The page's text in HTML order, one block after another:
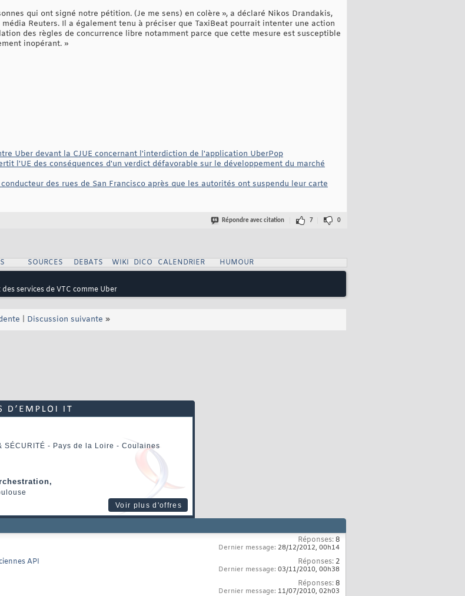
qui ont signé notre pétition. (Je me sens) en colère », a déclaré Nikos Drandakis,
Reuters. Il a également tenu à préciser que TaxiBeat pourrait intenter une action
des règles de concurrence libre notamment parce que cette mesure est susceptible
inopérant. »
Uber devant la CJUE concernant l'interdiction de l'application UberPop
l'UE des conséquences d'un verdict défavorable sur le développement du marché
des rues de San Francisco après que les autorités ont suspendu leur carte
Répondre avec citation 7 0
SOURCES DEBATS WIKI DICO CALENDRIER
HUMOUR
services de VTC comme Uber
Discussion suivante »
SÉCURITÉ - Pays de la Loire - Coulaines
Voir plus d'offres
Réponses:8
Dernier message: 28/12/2012, 00h14
API Réponses: 2
Dernier message: 03/11/2010, 00h38
Réponses:8
Dernier message: 11/07/2010, 02h03